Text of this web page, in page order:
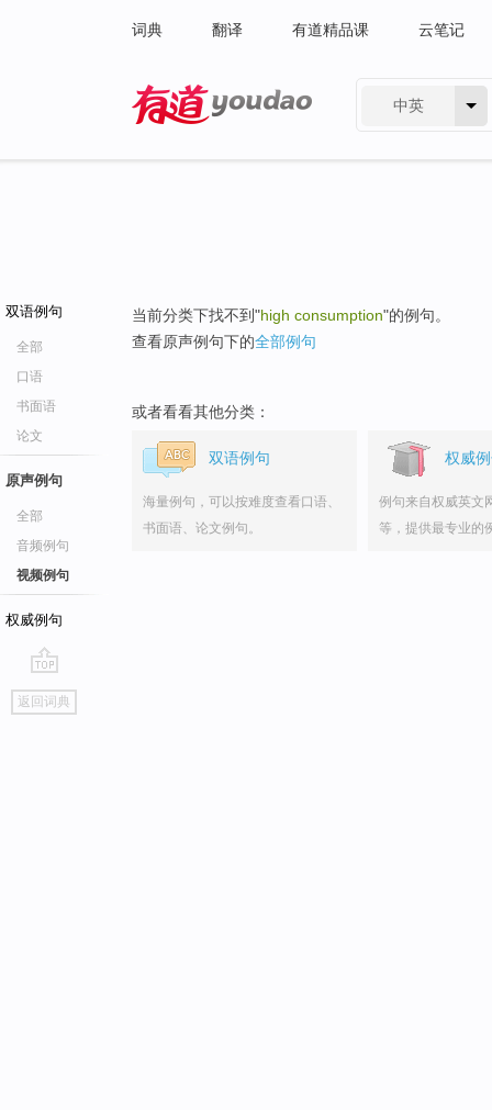
词典 翻译 有道精品课 云笔记
中英
双语例句
全部
口语
书面语
论文
原声例句
全部
音频例句
视频例句
权威例句
go
top
返回词典
当前分类下找不到"high consumption"的例句。
查看原声例句下的全部例句
或者看看其他分类：
双语例句
海量例句，可以按难度查看口语、
书面语、论文例句。
权威
例句来自权威英文
等，提供最专业的